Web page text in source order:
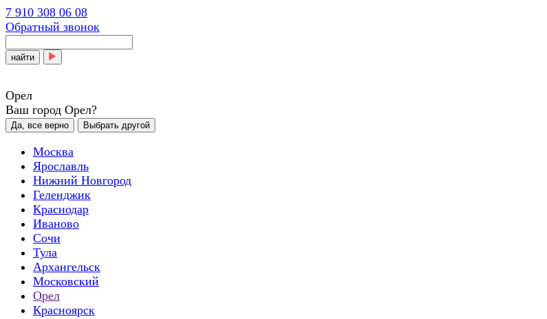
7 910 308 06 08
Обратный звонок
найти
Орел
Ваш город Орел?
Да, все верно Выбрать другой
Москва
Ярославль
Нижний Новгород
Геленджик
Краснодар
Иваново
Сочи
Тула
Архангельск
Московский
Орел
Красноярск